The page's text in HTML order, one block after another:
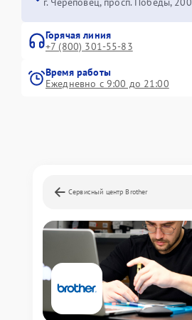
Горячая линия
+7 (800) 301-55-83
Время работы
Ежедневно с 9:00 до 21:00
Сервисный центр Brother